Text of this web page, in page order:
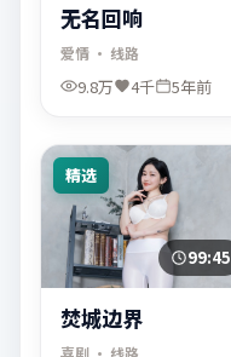
无名回响
爱情 · 线路
9.8万 4千 5年前
精选
99:45
焚城边界
喜剧 · 线路